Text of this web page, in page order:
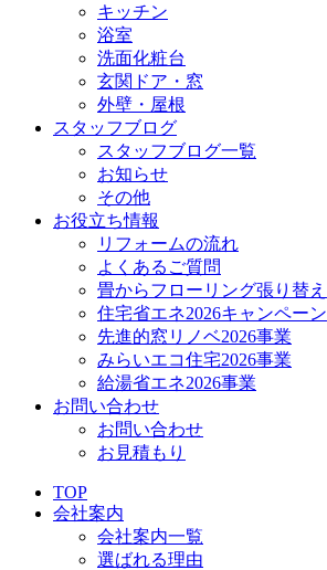
キッチン
浴室
洗面化粧台
玄関ドア・窓
外壁・屋根
スタッフブログ
スタッフブログ一覧
お知らせ
その他
お役立ち情報
リフォームの流れ
よくあるご質問
畳からフローリング張り替え
住宅省エネ2026キャンペーン
先進的窓リノベ2026事業
みらいエコ住宅2026事業
給湯省エネ2026事業
お問い合わせ
お問い合わせ
お見積もり
TOP
会社案内
会社案内一覧
選ばれる理由